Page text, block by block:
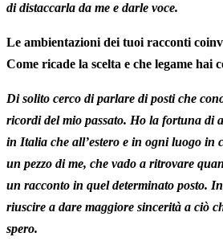
di distaccarla da me e darle voce.
Le ambientazioni dei tuoi racconti
Come ricade la scelta e che legame hai
Di solito cerco di parlare di posti che
ricordi del mio passato. Ho la fortuna di
in Italia che all’estero e in ogni luogo in
un pezzo di me, che vado a ritrovare
un racconto in quel determinato posto.
riuscire a dare maggiore sincerità a ciò
spero.